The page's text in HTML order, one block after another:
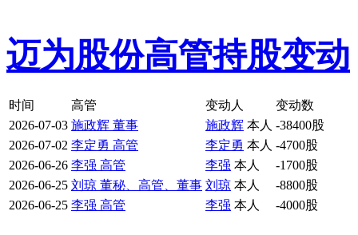
迈为股份高管持股变动
时间 高管 变动人
变动数
2026-07-03 施政辉 董事 施政辉 本人 -38400股
2026-07-02 李定勇 高管 李定勇 本人 -4700股
2026-06-26 李强 高管 李强 本人
-1700股
2026-06-25 刘琼 董秘、高管、董事 刘琼 本人
-8800股
2026-06-25 李强 高管 李强 本人 -4000股